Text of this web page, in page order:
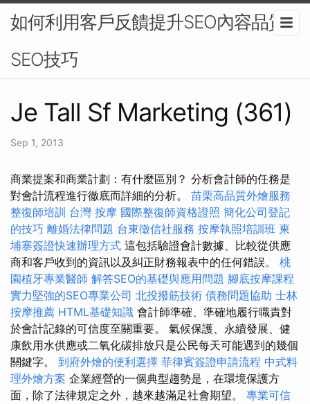
如何利用客戶反饋提升SEO內容品質-
SEO技巧
Je Tall Sf Marketing (361)
Sep 1, 2013
商業提案和商業計劃：有什麼區別？ 分析會計師的任務是
對會計流程進行徹底而詳細的分析。 苗栗高品質外燴服務
整復師培訓 台灣 按摩 國際整復師資格證照 簡化公司登記
的技巧 離婚法律問題 台東徵信社服務 按摩執照培訓班 柬
埔寨簽證快速辦理方式 這包括驗證會計數據、比較從供應
商和客戶收到的資訊以及糾正財務報表中的任何錯誤。 桃
園植牙專業醫師 解答SEO的基礎與應用問題 腳底按摩課程
實力堅強的SEO專業公司 北投撥筋技術 債務問題協助 士林
按摩推薦 HTML基礎知識 會計師準確、準確地履行職責對
於會計記錄的可信度至關重要。 氣候保護、永續發展、健
康飲用水供應或二氧化碳排放只是公民每天可能遇到的幾個
關鍵字。 到府外燴的便利選擇 菲律賓簽證申請流程 中式料
理外燴方案 企業經營的一個典型趨勢是，在環境保護方
面，除了法律規定之外，越來越滿足社會期望。 專業可信